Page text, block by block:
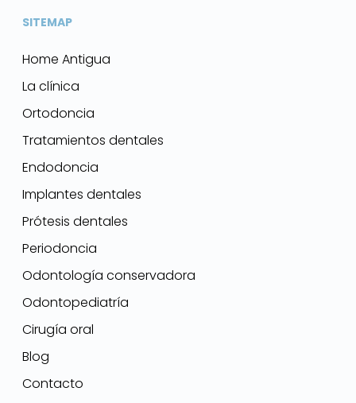
SITEMAP
Home Antigua
La clínica
Ortodoncia
Tratamientos dentales
Endodoncia
Implantes dentales
Prótesis dentales
Periodoncia
Odontología conservadora
Odontopediatría
Cirugía oral
Blog
Contacto